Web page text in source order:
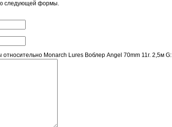
следующей формы.
Monarch Lures Воблер Angel 70mm 11г. 2,5м G: